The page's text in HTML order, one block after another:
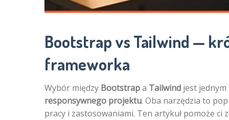
Bootstrap vs Tailwind —
frameworka
Wybór między Bootstrapa Tailwind jest
responsywnego projektu. Oba narzędzia to
pracy i zastosowaniami. Ten artykuł pomoże